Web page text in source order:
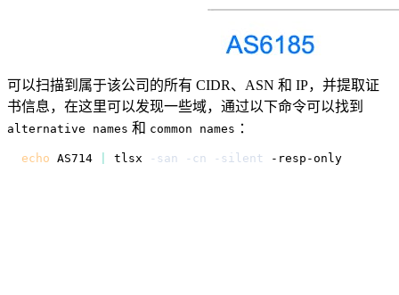
可以扫描到属于该公司的所有 CIDR、ASN 和 IP，并提取证
书信息，在这里可以发现一些域，通过以下命令可以找到
alternative names 和 common names ：
echo AS714 tlsx -san -cn -silent